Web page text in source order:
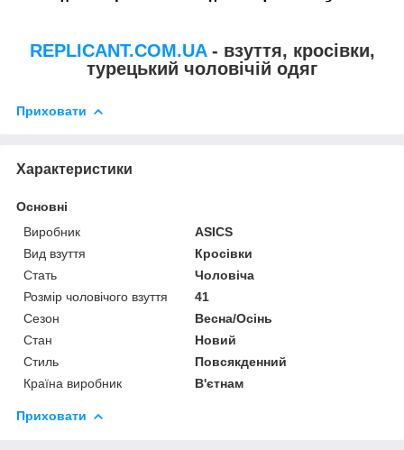
REPLICANT.COM.UA - взуття, кросівки,
турецький чоловічій одяг
Приховати
Характеристики
Основні
Виробник
ASICS
Вид взуття
Кросівки
Стать
Чоловіча
Розмір чоловічого взуття
41
Сезон
Весна/Осінь
Стан
Новий
Стиль
Повсякденний
Країна виробник
В'єтнам
Приховати